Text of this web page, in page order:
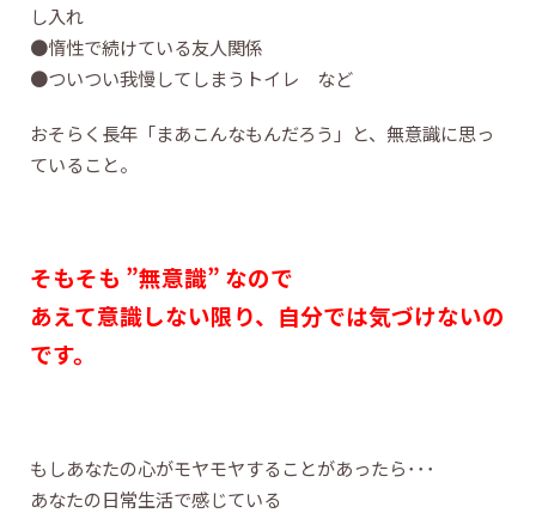
し入れ
●惰性で続けている友人関係
●ついつい我慢してしまうトイレ など
おそらく長年「まあこんなもんだろう」と、無意識に思っ
ていること。
そもそも ”無意識” なので
あえて意識しない限り、自分では気づけないの
です。
もしあなたの心がモヤモヤすることがあったら･･･
あなたの日常生活で感じている